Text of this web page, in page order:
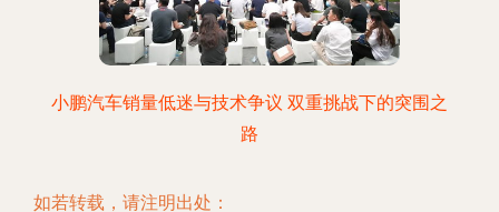
小鹏汽车销量低迷与技术争议 双重挑战下的突围之
路
如若转载，请注明出处：